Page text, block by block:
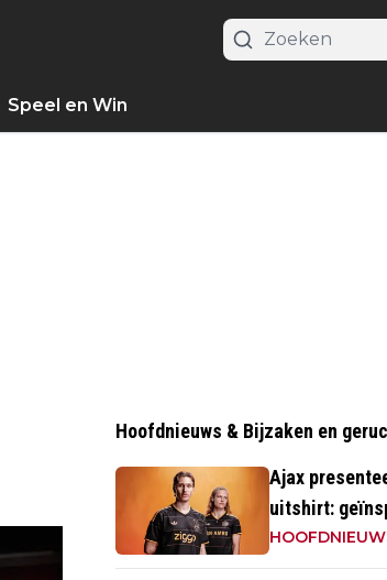
Speel en Win
Hoofdnieuws & Bijzaken en
Ajax
uitshirt:
momenten uit